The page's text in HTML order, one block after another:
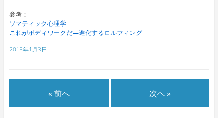
参考：
ソマティック心理学
これがボディワークだ―進化するロルフィング
2015年1月3日
« 前へ 次へ »